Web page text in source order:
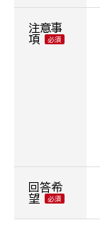
注意事
項
回答希
望